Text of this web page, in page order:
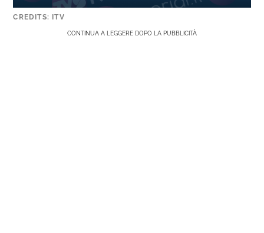
CREDITS: ITV
CONTINUA A LEGGERE DOPO LA PUBBLICITÀ